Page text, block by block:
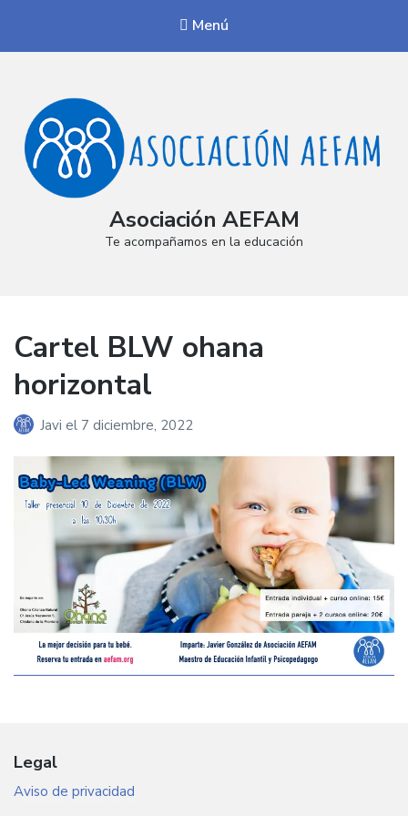
Menú
Asociación AEFAM
Te acompañamos en la educación
Cartel BLW ohana
horizontal
Javi el 7 diciembre, 2022
Legal
Aviso de privacidad